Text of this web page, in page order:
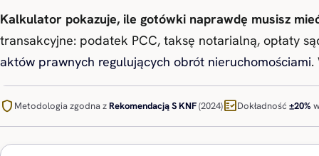
Kalkulator pokazuje, ile gotówki naprawdę musisz
transakcyjne: podatek PCC, taksę notarialną, opłaty
aktów prawnych regulujących obrót nieruchomościami.
shield Metodologia zgodna zRekomendacją SKNF(2024)fact_checkDokładność ±20%